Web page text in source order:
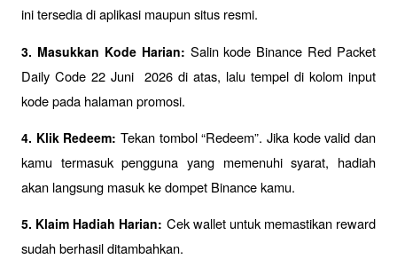
ini tersedia di aplikasi maupun situs resmi.
3. Masukkan Kode Harian: Salin kode Binance Red Packet
Daily Code 22 Juni  2026 di atas, lalu tempel di kolom input
kode pada halaman promosi.
4. Klik Redeem: Tekan tombol “Redeem”. Jika kode valid dan
kamu termasuk pengguna yang memenuhi syarat, hadiah
akan langsung masuk ke dompet Binance kamu.
5. Klaim Hadiah Harian: Cek wallet untuk memastikan reward
sudah berhasil ditambahkan.